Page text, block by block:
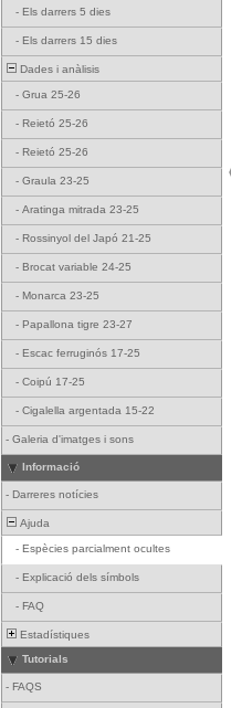
- Els darrers 5 dies
- Els darrers 15 dies
Dades i anàlisis
- Grua 25-26
- Reietó 25-26
- Reietó 25-26
- Graula 23-25
- Aratinga mitrada 23-25
- Rossinyol del Japó 21-25
- Brocat variable 24-25
- Monarca 23-25
- Papallona tigre 23-27
- Escac ferruginós 17-25
- Coipú 17-25
- Cigalella argentada 15-22
- Galeria d'imatges i sons
Informació
- Darreres notícies
Ajuda
- Espècies parcialment ocultes
- Explicació dels símbols
- FAQ
Estadístiques
Tutorials
- FAQS